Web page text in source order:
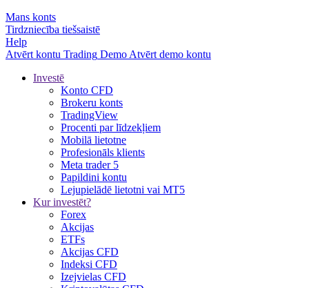
Mans konts
Tirdzniecība tiešsaistē
Help
Atvērt kontu Trading Demo Atvērt demo kontu
Investē
Konto CFD
Brokeru konts
TradingView
Procenti par līdzekļiem
Mobilā lietotne
Profesionāls klients
Meta trader 5
Papildini kontu
Lejupielādē lietotni vai MT5
Kur investēt?
Forex
Akcijas
ETFs
Akcijas CFD
Indeksi CFD
Izejvielas CFD